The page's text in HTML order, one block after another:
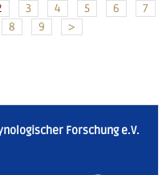
3 4 5 6
7
8
9 >
Forschung e.V.